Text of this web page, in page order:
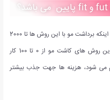
کاشت مو به روش های fut و fit به دلیل اینکه برداشت مو با این روش ها تا 2000
تار مو بیشتر نمی باشد و همچنین در این روش های کاشت مو از 0 تا 100 کار
می شود، هزینه ها جهت جذب بیشتر